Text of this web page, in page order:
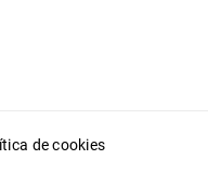
de cookies